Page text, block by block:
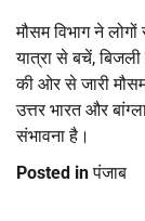
मौसम विभाग ने
यात्रा से बचें,
की ओर से जारी
उत्तर भारत और
संभावना है।
Posted inपंजाब